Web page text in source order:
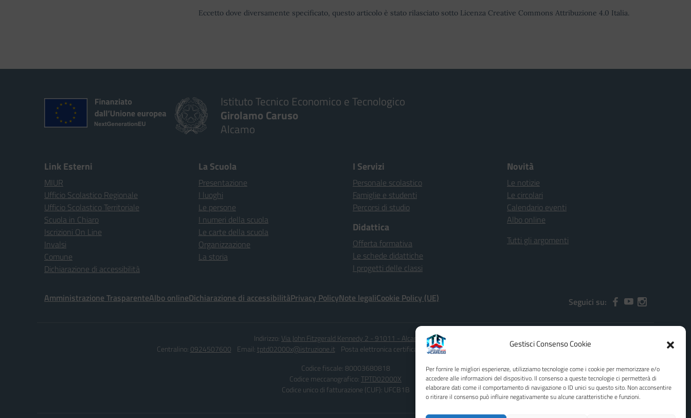
Gestisci Consenso Cookie
Per fornire le migliori esperienze, utilizziamo tecnologie come i cookie per memorizzare e/o
accedere alle informazioni del dispositivo. Il consenso a queste tecnologie ci permetterà di
elaborare dati come il comportamento di navigazione o ID unici su questo sito. Non acconsentire
o ritirare il consenso può influire negativamente su alcune caratteristiche e funzioni.
Eccetto dove diversamente specificato, questo articolo è stato rilasciato sotto Licenza Creative Commons Attribuzione 4.0 Italia.
Istituto Tecnico Economico e Tecnologico
Girolamo Caruso
Alcamo
Link Esterni
MIUR
Ufficio Scolastico Regionale
Ufficio Scolastico Territoriale
Scuola in Chiaro
Iscrizioni On Line
Invalsi
Comune
Dichiarazione di accessibilità
La Scuola
Presentazione
I luoghi
Le persone
I numeri della scuola
Le carte della scuola
Organizzazione
La storia
I Servizi
Personale scolastico
Famiglie e studenti
Percorsi di studio
Didattica
Offerta formativa
Le schede didattiche
I progetti delle classi
Novità
Le notizie
Le circolari
Calendario eventi
Albo online
Tutti gli argomenti
Amministrazione TrasparenteAlbo onlineDichiarazione di accessibilitàPrivacy PolicyNote legaliCookie Policy (UE) Seguici su:
Indirizzo: Via John Fitzgerald Kennedy 2 - 91011 - Alcamo (TP)
Centralino: 0924507600 Email: tptd02000x@istruzione.it Posta elettronica certificata (PEC):tptd02000x@pec.istruzione.it
Codice fiscale: 80003680818
Codice meccanografico:TPTD02000X
Codice unico di fatturazione (CUF): UFCB1B